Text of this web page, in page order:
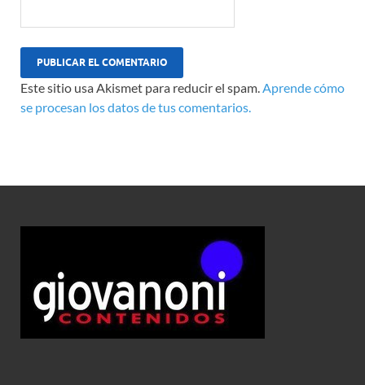
Este sitio usa Akismet para reducir el spam.Aprende cómo
se procesan los datos de tus comentarios.